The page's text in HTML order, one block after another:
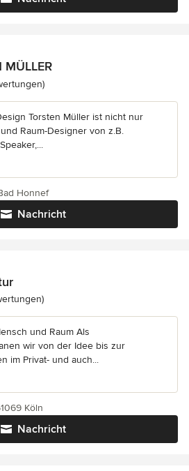
MÜLLER
5 von 5 Sternen
Torsten Müller ist nicht nur
Raum-Designer von z.B.
Nachricht
Honnef
4.9 von 5 Sternen
und Raum Als
wir von der Idee bis zur
im Privat- und auch...
Nachricht
Köln